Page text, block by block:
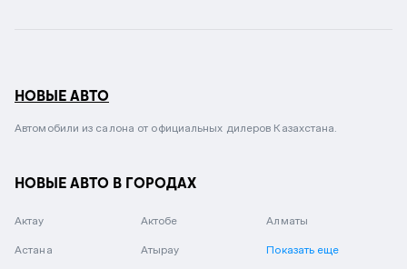
НОВЫЕ АВТО
Автомобили из салона от официальных дилеров Казахстана.
НОВЫЕ АВТО В ГОРОДАХ
Актау Актобе Алматы
Астана Атырау Показать еще